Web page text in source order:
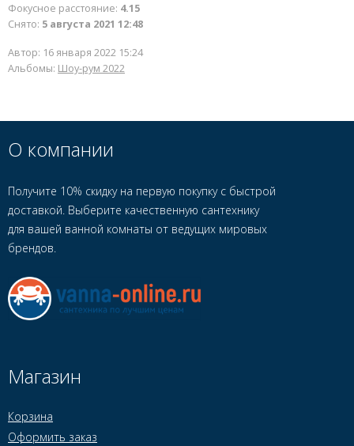
Фокусное расстояние: 4.15
Снято: 5 августа 2021 12:48
Автор: 16 января 2022 15:24
Альбомы: Шоу-рум 2022
О компании
Получите 10% скидку на первую покупку с быстрой
доставкой. Выберите качественную сантехнику
для вашей ванной комнаты от ведущих мировых
брендов.
Магазин
Корзина
Оформить заказ